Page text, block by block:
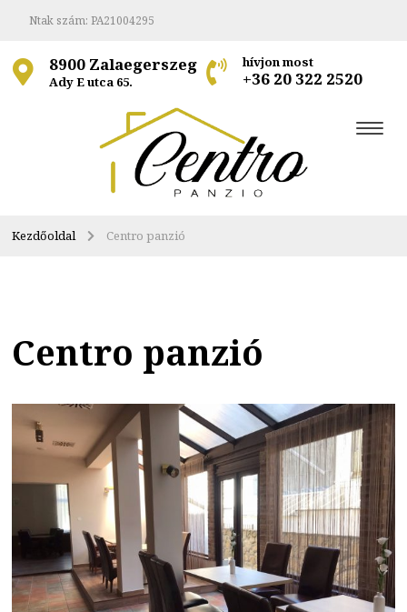
Ntak szám: PA21004295
8900 Zalaegerszeg
Ady E utca 65.
hívjon most
+36 20 322 2520
Kezdőoldal Centro panzió
Centro panzió